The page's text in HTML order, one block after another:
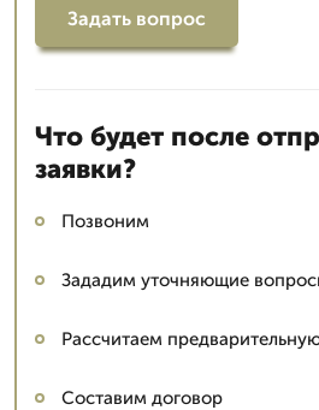
Задать вопрос
Что будет после
заявки?
Позвоним
Зададим уточняющие
Рассчитаем
Составим договор